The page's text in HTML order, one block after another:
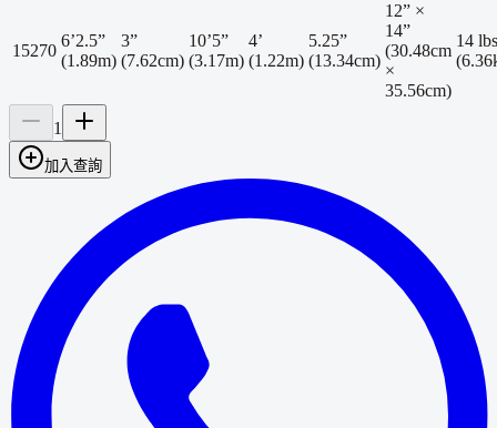
15270
6’2.5”
(1.89m)
3”
(7.62cm)
10’5”
(3.17m)
4’
(1.22m)
5.25”
(13.34cm)
12” ×
14”
(30.48cm
×
35.56cm)
14 lbs
1
加入查詢